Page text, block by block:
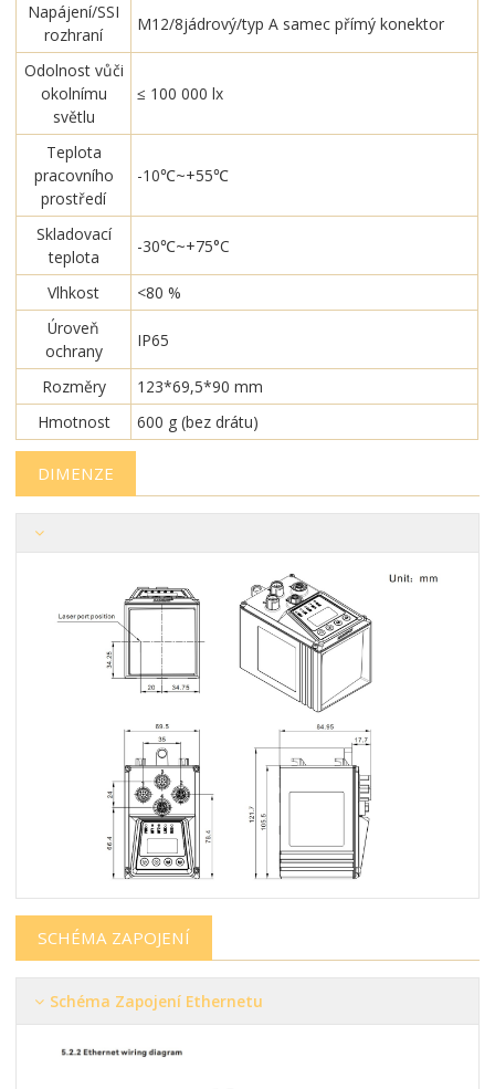
Napájení/SSI
rozhraní
M12/8jádrový/typ A samec přímý konektor
Odolnost vůči
okolnímu
světlu
≤ 100 000 lx
Teplota
pracovního
prostředí
-10℃~+55℃
Skladovací
teplota
-30℃~+75°C
Vlhkost
<80 %
Úroveň
ochrany
IP65
Rozměry
123*69,5*90 mm
Hmotnost
600 g (bez drátu)
DIMENZE
SCHÉMA ZAPOJENÍ
Schéma Zapojení Ethernetu